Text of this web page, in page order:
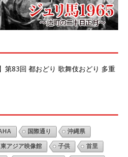
第83回 都おどり 歌舞伎おどり 多重
国際通り 沖縄県
東アジア映像館 子供 首里